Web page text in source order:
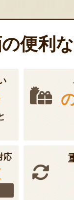
便利
応